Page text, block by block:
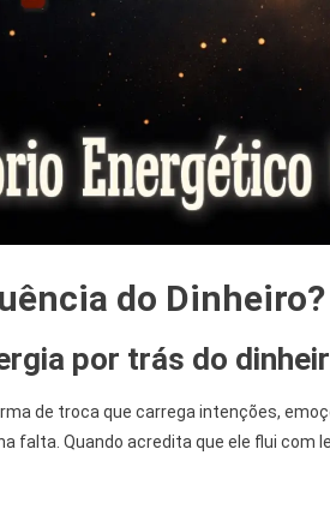
do Dinheiro?
por trás do
de troca que carrega intenções,
falta. Quando acredita que ele flui com